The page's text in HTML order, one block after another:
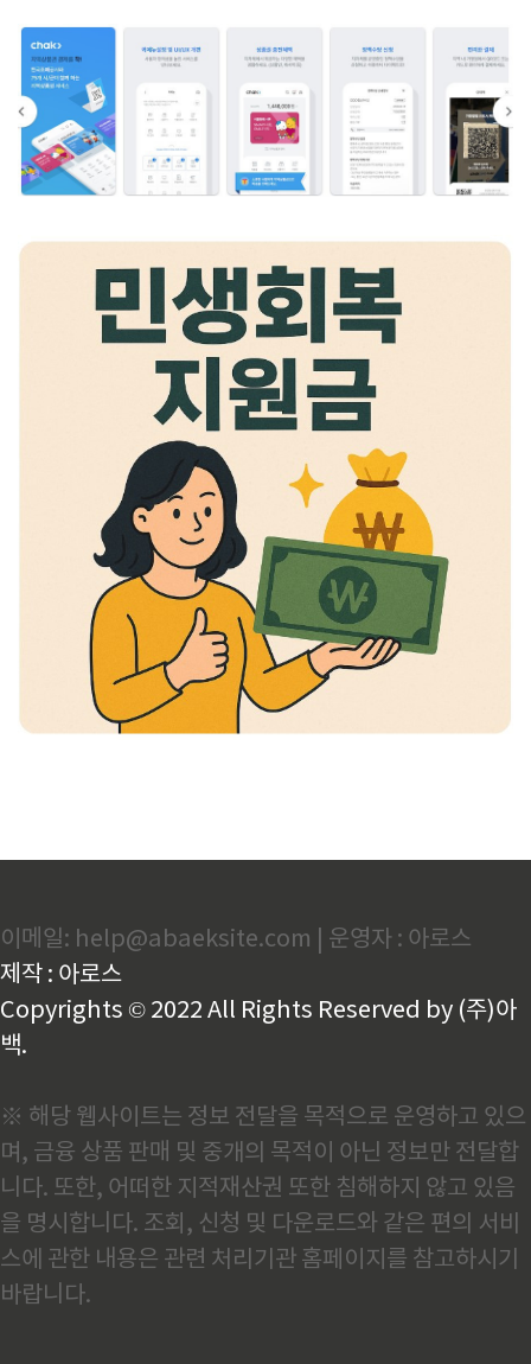
이메일: help@abaeksite.com | 운영자 : 아로스
제작 : 아로스
Copyrights © 2022 All Rights Reserved by (주)아
백.
※ 해당 웹사이트는 정보 전달을 목적으로 운영하고 있으
며, 금융 상품 판매 및 중개의 목적이 아닌 정보만 전달합
니다. 또한, 어떠한 지적재산권 또한 침해하지 않고 있음
을 명시합니다. 조회, 신청 및 다운로드와 같은 편의 서비
스에 관한 내용은 관련 처리기관 홈페이지를 참고하시기
바랍니다.